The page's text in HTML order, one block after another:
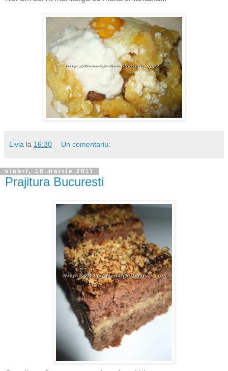
Livia la 16:30 Un comentariu:
vineri, 18 martie 2011
Prajitura Bucuresti